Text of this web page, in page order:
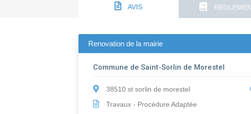
AVIS
Renovation de la mairie
Commune de Saint-Sorlin de Morestel
38510 st sorlin de morestel
Travaux - Procédure Adaptée